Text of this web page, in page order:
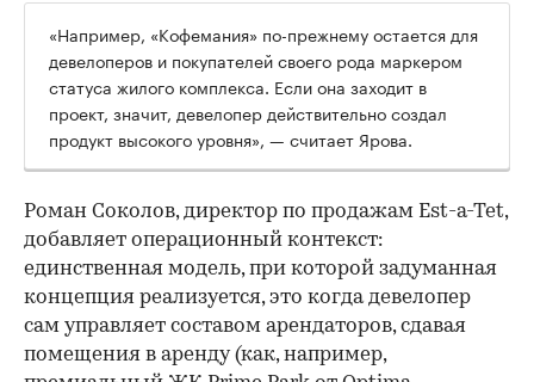
«Например, «Кофемания» по-прежнему остается для
девелоперов и покупателей своего рода маркером
статуса жилого комплекса. Если она заходит в
проект, значит, девелопер действительно создал
продукт высокого уровня», — считает Ярова.
Роман Соколов, директор по продажам Est-a-Tet,
добавляет операционный контекст:
единственная модель, при которой задуманная
концепция реализуется, это когда девелопер
сам управляет составом арендаторов, сдавая
помещения в аренду (как, например,